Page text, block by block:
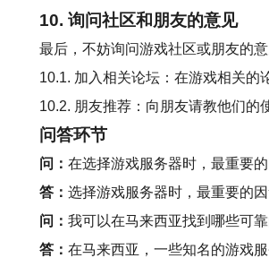
10. 询问社区和朋友的意见
最后，不妨询问游戏社区或朋友的
10.1. 加入相关论坛：在游戏相关的
10.2. 朋友推荐：向朋友请教他们的
问答环节
问： 在选择游戏服务器时，最重要
答： 选择游戏服务器时，最重要的
问： 我可以在马来西亚找到哪些可
答： 在马来西亚，一些知名的游戏